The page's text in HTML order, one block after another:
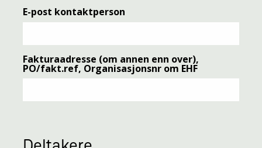
E-post kontaktperson
Fakturaadresse (om annen enn over),
PO/fakt.ref, Organisasjonsnr om EHF